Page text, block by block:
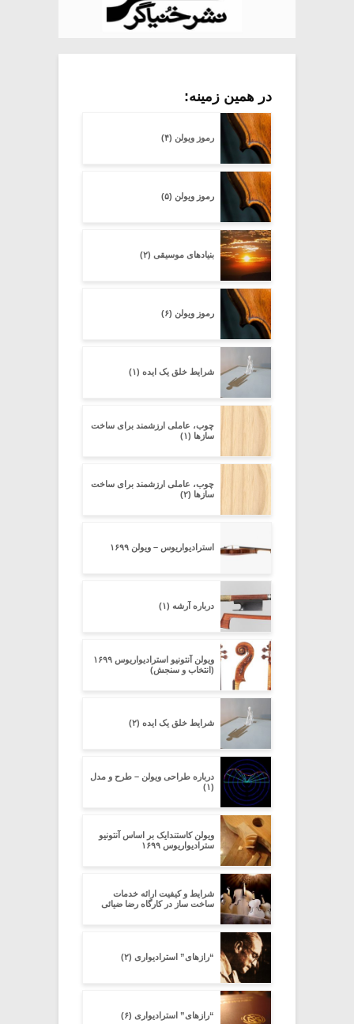
در همین زمینه:
رموز ویولن (۴)
رموز ویولن (۵)
بنیادهای موسیقی (۲)
رموز ویولن (۶)
شرایط خلق یک ایده (۱)
چوب، عاملی ارزشمند برای ساخت
سازها (۱)
چوب، عاملی ارزشمند برای ساخت
سازها (۲)
استرادیواریوس – ویولن ۱۶۹۹
درباره آرشه (۱)
ویولن آنتونیو استرادیواریوس ۱۶۹۹
(انتخاب و سنجش)
شرایط خلق یک ایده (۲)
درباره طراحی ویولن – طرح و مدل
(۱)
ویولن کاستندایک بر اساس آنتونیو
سترادیواریوس ۱۶۹۹
شرایط و کیفیت ارائه خدمات
ساخت ساز در کارگاه رضا ضیائی
“رازهای” استرادیواری (۲)
“رازهای” استرادیواری (۶)